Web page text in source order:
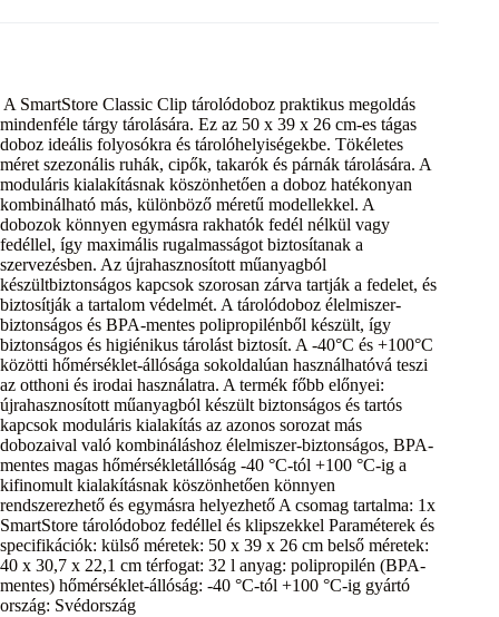
A SmartStore Classic Clip tárolódoboz praktikus megoldás
mindenféle tárgy tárolására. Ez az 50 x 39 x 26 cm-es tágas
doboz ideális folyosókra és tárolóhelyiségekbe. Tökéletes
méret szezonális ruhák, cipők, takarók és párnák tárolására. A
moduláris kialakításnak köszönhetően a doboz hatékonyan
kombinálható más, különböző méretű modellekkel. A
dobozok könnyen egymásra rakhatók fedél nélkül vagy
fedéllel, így maximális rugalmasságot biztosítanak a
szervezésben. Az újrahasznosított műanyagból
készültbiztonságos kapcsok szorosan zárva tartják a fedelet, és
biztosítják a tartalom védelmét. A tárolódoboz élelmiszer-
biztonságos és BPA-mentes polipropilénből készült, így
biztonságos és higiénikus tárolást biztosít. A -40°C és +100°C
közötti hőmérséklet-állósága sokoldalúan használhatóvá teszi
az otthoni és irodai használatra. A termék főbb előnyei:
újrahasznosított műanyagból készült biztonságos és tartós
kapcsok moduláris kialakítás az azonos sorozat más
dobozaival való kombináláshoz élelmiszer-biztonságos, BPA-
mentes magas hőmérsékletállóság -40 °C-tól +100 °C-ig a
kifinomult kialakításnak köszönhetően könnyen
rendszerezhető és egymásra helyezhető A csomag tartalma: 1x
SmartStore tárolódoboz fedéllel és klipszekkel Paraméterek és
specifikációk: külső méretek: 50 x 39 x 26 cm belső méretek:
40 x 30,7 x 22,1 cm térfogat: 32 l anyag: polipropilén (BPA-
mentes) hőmérséklet-állóság: -40 °C-tól +100 °C-ig gyártó
ország: Svédország